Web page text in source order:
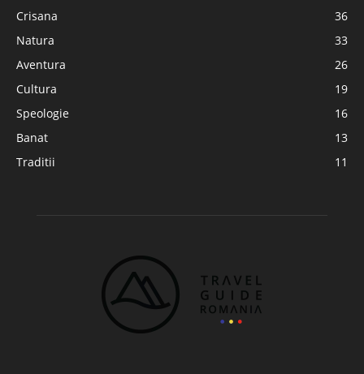
Crisana
36
Natura
33
Aventura
26
Cultura
19
Speologie
16
Banat
13
Traditii
11